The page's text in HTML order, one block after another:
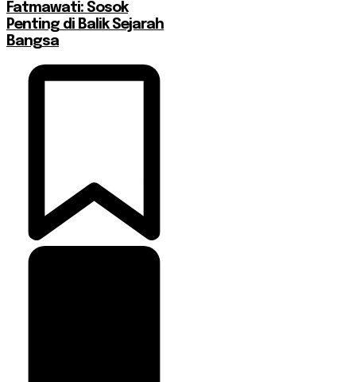
Fatmawati: Sosok
Penting di Balik Sejarah
Bangsa